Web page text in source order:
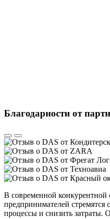
Благодарности от
В современной конкурентной
предпринимателей стремятся
процессы и снизить